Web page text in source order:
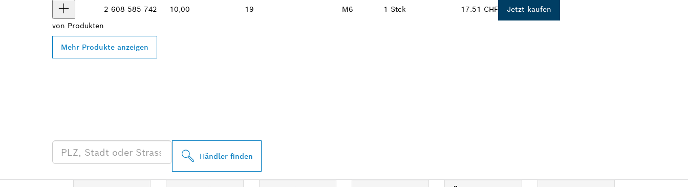
2 608 585 742 10,00 19 M6 1 Stck 17.51 CHF
Jetzt kaufen
von Produkten
Mehr Produkte anzeigen
Händler finden